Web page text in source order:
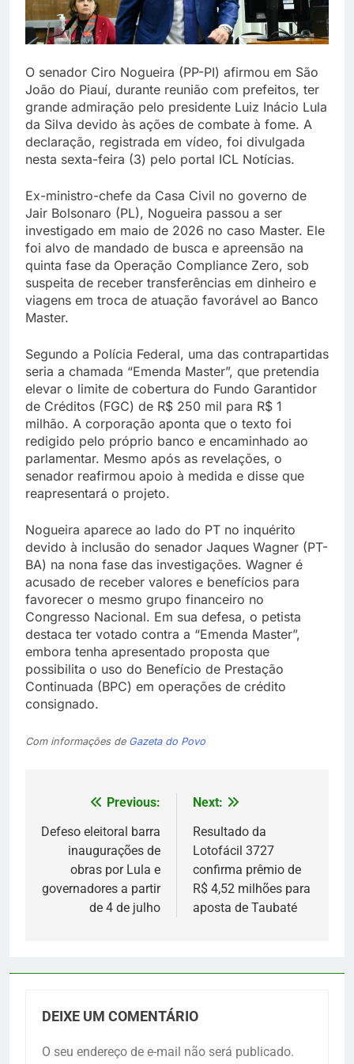
O senador Ciro Nogueira (PP-PI) afirmou em São
João do Piauí, durante reunião com prefeitos, ter
grande admiração pelo presidente Luiz Inácio Lula
da Silva devido às ações de combate à fome. A
declaração, registrada em vídeo, foi divulgada
nesta sexta-feira (3) pelo portal ICL Notícias.
Ex-ministro-chefe da Casa Civil no governo de
Jair Bolsonaro (PL), Nogueira passou a ser
investigado em maio de 2026 no caso Master. Ele
foi alvo de mandado de busca e apreensão na
quinta fase da Operação Compliance Zero, sob
suspeita de receber transferências em dinheiro e
viagens em troca de atuação favorável ao Banco
Master.
Segundo a Polícia Federal, uma das contrapartidas
seria a chamada “Emenda Master”, que pretendia
elevar o limite de cobertura do Fundo Garantidor
de Créditos (FGC) de R$ 250 mil para R$ 1
milhão. A corporação aponta que o texto foi
redigido pelo próprio banco e encaminhado ao
parlamentar. Mesmo após as revelações, o
senador reafirmou apoio à medida e disse que
reapresentará o projeto.
Nogueira aparece ao lado do PT no inquérito
devido à inclusão do senador Jaques Wagner (PT-
BA) na nona fase das investigações. Wagner é
acusado de receber valores e benefícios para
favorecer o mesmo grupo financeiro no
Congresso Nacional. Em sua defesa, o petista
destaca ter votado contra a “Emenda Master”,
embora tenha apresentado proposta que
possibilita o uso do Benefício de Prestação
Continuada (BPC) em operações de crédito
consignado.
Com informações de Gazeta do Povo
Navegação
de
Post
Previous:
Defeso eleitoral barra
inaugurações de
obras por Lula e
governadores a partir
de 4 de julho
Next:
Resultado da
Lotofácil 3727
confirma prêmio de
R$ 4,52 milhões para
aposta de Taubaté
DEIXE UM COMENTÁRIO
O seu endereço de e-mail não será publicado.